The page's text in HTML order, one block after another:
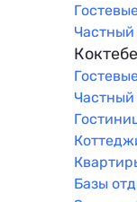
Частный
Частный
Базы